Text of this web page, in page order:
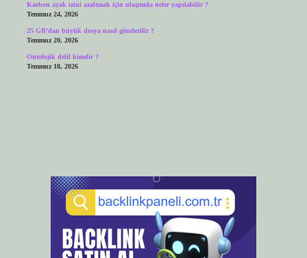
Karbon ayak izini azaltmak için ulaşımda neler yapılabilir ?
Temmuz 24, 2026
25 GB’dan büyük dosya nasıl gönderilir ?
Temmuz 20, 2026
Ontolojik delil kimdir ?
Temmuz 18, 2026